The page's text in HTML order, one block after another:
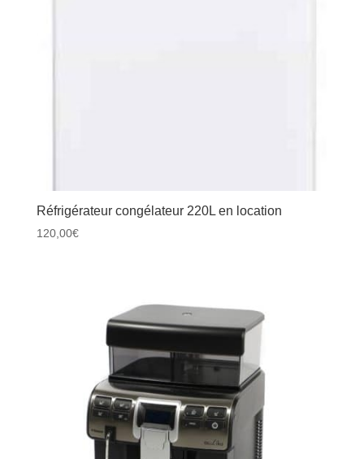
Réfrigérateur congélateur 220L en location
120,00€